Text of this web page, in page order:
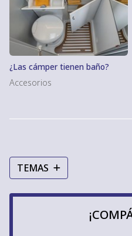
TEMAS
¿Las cámper tienen baño?
Accesorios